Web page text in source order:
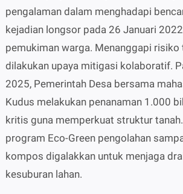
pengalaman dalam menghadapi
kejadian longsor pada 26 Januari
pemukiman warga. Menanggapi risiko
dilakukan upaya mitigasi kolaboratif.
2025, Pemerintah Desa bersama
Kudus melakukan penanaman 1.000
kritis guna memperkuat struktur
program Eco-Green pengolahan
kompos digalakkan untuk menjaga
kesuburan lahan.